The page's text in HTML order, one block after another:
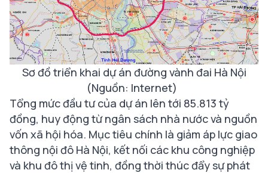
Sơ đồ triển khai dự án đường vành đai Hà Nội
(Nguồn: Internet)
Tổng mức đầu tư của dự án lên tới 85.813 tỷ
đồng, huy động từ ngân sách nhà nước và nguồn
vốn xã hội hóa. Mục tiêu chính là giảm áp lực giao
thông nội đô Hà Nội, kết nối các khu công nghiệp
và khu đô thị vệ tinh, đồng thời thúc đẩy sự phát